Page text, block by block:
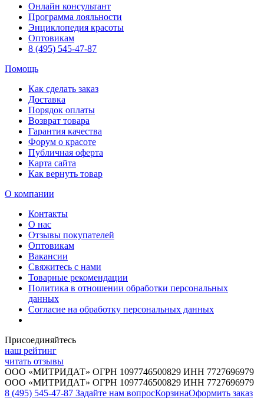
Онлайн консультант
Программа лояльности
Энциклопедия красоты
Оптовикам
8 (495) 545-47-87
Помощь
Как сделать заказ
Доставка
Порядок оплаты
Возврат товара
Гарантия качества
Форум о красоте
Публичная оферта
Карта сайта
Как вернуть товар
О компании
Контакты
О нас
Отзывы покупателей
Оптовикам
Вакансии
Свяжитесь с нами
Товарные рекомендации
Политика в отношении обработки персональных
данных
Согласие на обработку персональных данных
Присоединяйтесь
наш рейтинг
читать отзывы
ООО «МИТРИДАТ» ОГРН 1097746500829 ИНН 7727696979
ООО «МИТРИДАТ» ОГРН 1097746500829 ИНН 7727696979
8 (495) 545-47-87 Задайте нам вопросКорзинаОформить заказ